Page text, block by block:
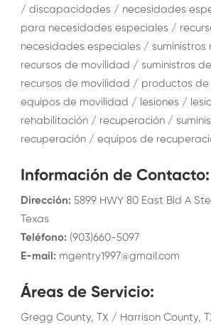
/ discapacidades / necesidades
para necesidades especiales /
necesidades especiales / suministros
recursos de movilidad / suministros
recursos de movilidad / productos
equipos de movilidad / lesiones /
rehabilitación / recuperación /
recuperación / equipos de
Información de Contacto:
Dirección: 5899 HWY 80 East Bld A
Texas
Teléfono: (903)660-5097
E-mail : mgentry1997@gmail.com
Áreas de Servicio:
Gregg County, TX / Harrison County,